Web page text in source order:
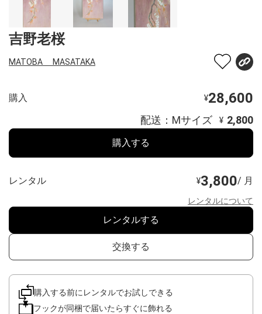
吉野老桜
MATOBA MASATAKA
購入 ¥28,600
配送：Mサイズ ¥ 2,800
購入する
レンタル ¥3,800/ 月
レンタルについて
レンタルする
交換する
購入する前にレンタルでお試しできる
フックが同梱で届いたらすぐに飾れる